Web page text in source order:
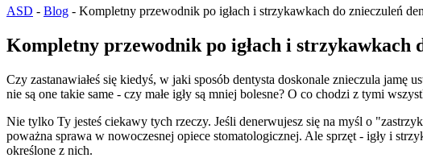
ASD - Blog - Kompletny przewodnik po igłach i strzykawkach do znieczuleń
Kompletny przewodnik po igłach i strzykawkach
Czy zastanawiałeś się kiedyś, w jaki sposób dentysta doskonale znieczula jamę
nie są one takie same - czy małe igły są mniej bolesne? O co chodzi z tymi
Nie tylko Ty jesteś ciekawy tych rzeczy. Jeśli denerwujesz się na myśl o
poważna sprawa w nowoczesnej opiece stomatologicznej. Ale sprzęt - igły i
określone z nich.